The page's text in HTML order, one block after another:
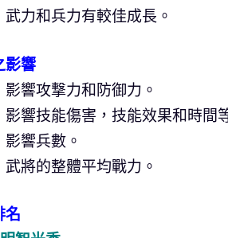
武力和兵力有較佳成長。
影響
影響攻撃力和防御力。
影響技能傷害，技能效果和時間
影響兵數。
武將的整體平均戰力。
名